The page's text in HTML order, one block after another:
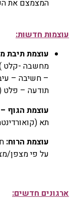
המצמצם את
עוצמות חדשות:
עוצמת תיבת
מחשבה -קלט
– חשיבה –
תודעה – פלט
עוצמת הגוף
תא
עוצמת הרוח:
על פי מצפן/
ארגונים חדשים: